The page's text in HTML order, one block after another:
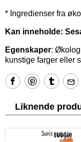
* Ingredienser fra
Kan inneholde:
Egenskaper:
kunstige farger eller
Liknende